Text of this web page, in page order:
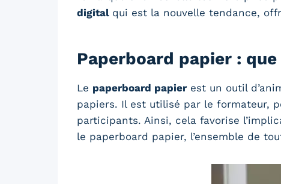
digital qui est la nouvelle tendance,
Paperboard papier :
Le paperboard papier est un outil
papiers. Il est utilisé par le formateur,
participants. Ainsi, cela favorise
le paperboard papier, l’ensemble de